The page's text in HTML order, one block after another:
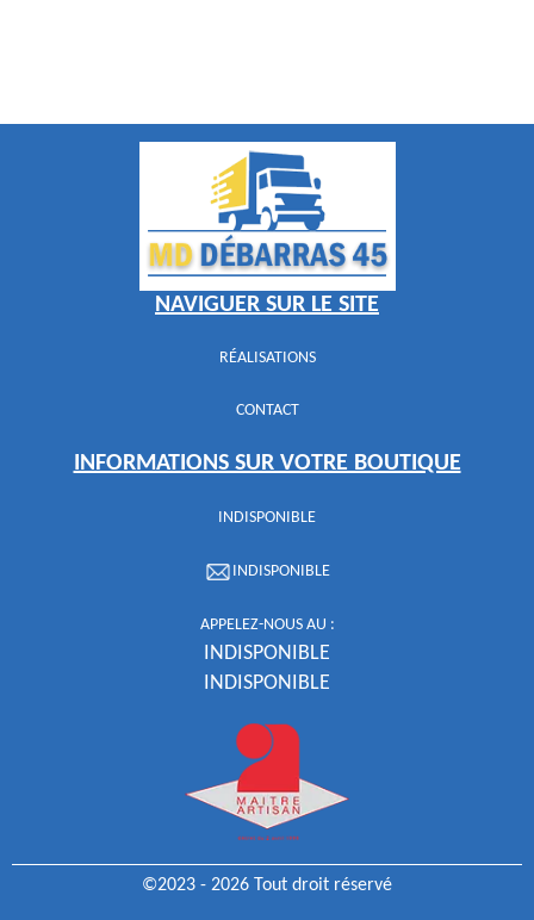
NAVIGUER SUR LE SITE
RÉALISATIONS
CONTACT
INFORMATIONS SUR VOTRE BOUTIQUE
INDISPONIBLE
INDISPONIBLE
APPELEZ-NOUS AU :
INDISPONIBLE
INDISPONIBLE
©2023 - 2026 Tout droit réservé